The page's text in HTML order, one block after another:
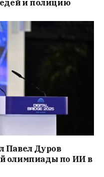
и полицию
Павел Дуров
олимпиады по ИИ в